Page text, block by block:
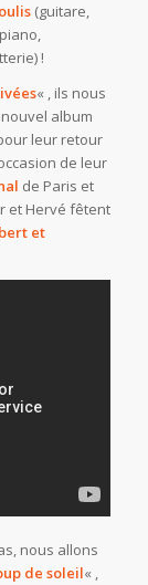
(guitare,
!
« , ils nous
album
leur retour
de leur
de Paris et
et Hervé fêtent
et
nous allons
de soleil« ,